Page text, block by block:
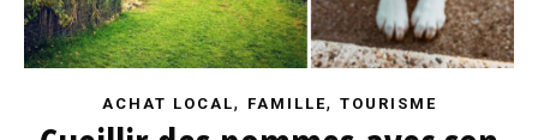
ACHAT LOCAL, FAMILLE, TOURISME